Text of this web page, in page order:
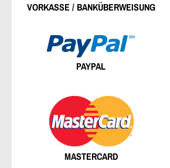
VORKASSE / BANKÜBERWEISUNG
PAYPAL
MASTERCARD